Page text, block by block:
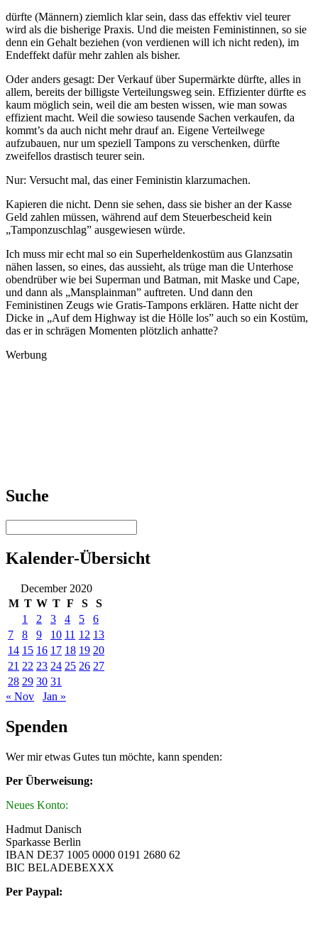
dürfte (Männern) ziemlich klar sein, dass das effektiv viel teurer
wird als die bisherige Praxis. Und die meisten Feministinnen, so sie
denn ein Gehalt beziehen (von verdienen will ich nicht reden), im
Endeffekt dafür mehr zahlen als bisher.
Oder anders gesagt: Der Verkauf über Supermärkte dürfte, alles in
allem, bereits der billigste Verteilungsweg sein. Effizienter dürfte es
kaum möglich sein, weil die am besten wissen, wie man sowas
effizient macht. Weil die sowieso tausende Sachen verkaufen, da
kommt’s da auch nicht mehr drauf an. Eigene Verteilwege
aufzubauen, nur um speziell Tampons zu verschenken, dürfte
zweifellos drastisch teurer sein.
Nur: Versucht mal, das einer Feministin klarzumachen.
Kapieren die nicht. Denn sie sehen, dass sie bisher an der Kasse
Geld zahlen müssen, während auf dem Steuerbescheid kein
„Tamponzuschlag” ausgewiesen würde.
Ich muss mir echt mal so ein Superheldenkostüm aus Glanzsatin
nähen lassen, so eines, das aussieht, als trüge man die Unterhose
obendrüber wie bei Superman und Batman, mit Maske und Cape,
und dann als „Mansplainman” auftreten. Und dann den
Feministinen Zeugs wie Gratis-Tampons erklären. Hatte nicht der
Dicke in „Auf dem Highway ist die Hölle los” auch so ein Kostüm,
das er in schrägen Momenten plötzlich anhatte?
Werbung
Suche
Kalender-Übersicht
December 2020
M T W T F S
S
1
2 3 4 5
6
7
8 9 10 11 12 13
14 15 16 17 18 19 20
21 22 23 24 25 26 27
28 29 30 31
« Nov
Jan »
Spenden
Wer mir etwas Gutes tun möchte, kann spenden:
Per Überweisung:
Neues Konto:
Hadmut Danisch
Sparkasse Berlin
IBAN DE37 1005 0000 0191 2680 62
BIC BELADEBEXXX
Per Paypal: